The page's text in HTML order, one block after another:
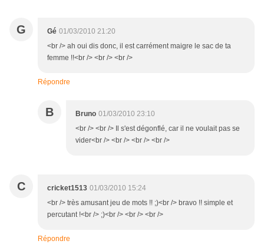
G Gé 01/03/2010 21:20
<br /> ah oui dis donc, il est carrément maigre le sac de ta
femme !!<br /> <br /> <br />
Répondre
B Bruno 01/03/2010 23:10
<br /> <br /> Il s'est dégonflé, car il ne voulait pas se
vider<br /> <br /> <br /> <br />
C cricket1513 01/03/2010 15:24
<br /> très amusant jeu de mots !! ;)<br /> bravo !! simple et
percutant !<br /> ;)<br /> <br /> <br />
Répondre